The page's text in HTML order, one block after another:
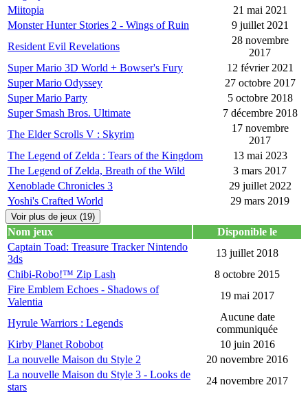
Miitopia
21 mai 2021
Monster Hunter Stories 2 - Wings of Ruin
9 juillet 2021
Resident Evil Revelations
28 novembre
2017
Super Mario 3D World + Bowser's Fury
12 février 2021
Super Mario Odyssey
27 octobre 2017
Super Mario Party
5 octobre 2018
Super Smash Bros. Ultimate
7 décembre 2018
The Elder Scrolls V : Skyrim
17 novembre
2017
The Legend of Zelda : Tears of the Kingdom
13 mai 2023
The Legend of Zelda, Breath of the Wild
3 mars 2017
Xenoblade Chronicles 3
29 juillet 2022
Yoshi's Crafted World
29 mars 2019
Voir plus de jeux (19)
Nom jeux
Disponible le
Captain Toad: Treasure Tracker Nintendo
3ds
13 juillet 2018
Chibi-Robo!™ Zip Lash
8 octobre 2015
Fire Emblem Echoes - Shadows of
Valentia
19 mai 2017
Hyrule Warriors : Legends
Aucune date
communiquée
Kirby Planet Robobot
10 juin 2016
La nouvelle Maison du Style 2
20 novembre 2016
La nouvelle Maison du Style 3 - Looks de
stars
24 novembre 2017